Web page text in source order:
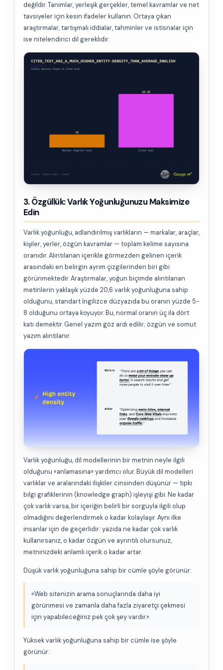
değildir. Tanımlar, yerleşik gerçekler, temel kavramlar ve net
tavsiyeler için kesin ifadeler kullanın. Ortaya çıkan
araştırmalar, tartışmalı iddialar, tahminler ve istisnalar için
ise nitelendirici dil gereklidir.
3. Özgüllük: Varlık Yoğunluğunuzu Maksimize
Edin
Varlık yoğunluğu, adlandırılmış varlıkların — markalar, araçlar,
kişiler, yerler, özgün kavramlar — toplam kelime sayısına
oranıdır. Alıntılanan içerikle görmezden gelinen içerik
arasındaki en belirgin ayrım çizgilerinden biri gibi
görünmektedir. Araştırmalar, yoğun biçimde alıntılanan
metinlerin yaklaşık yüzde 20,6 varlık yoğunluğuna sahip
olduğunu, standart İngilizce düzyazıda bu oranın yüzde 5-
8 olduğunu ortaya koyuyor. Bu, normal oranın üç ila dört
katı demektir. Genel yazım göz ardı edilir; özgün ve somut
yazım alıntılanır.
Varlık yoğunluğu, dil modellerinin bir metnin neyle ilgili
olduğunu «anlamasına» yardımcı olur. Büyük dil modelleri
varlıklar ve aralarındaki ilişkiler cinsinden düşünür — tıpkı
bilgi grafiklerinin (knowledge graph) işleyişi gibi. Ne kadar
çok varlık varsa, bir içeriğin belirli bir sorguyla ilgili olup
olmadığını değerlendirmek o kadar kolaylaşır. Aynı ilke
insanlar için de geçerlidir: yazıda ne kadar çok varlık
kullanırsanız, o kadar özgün ve ayrıntılı olursunuz,
metninizdeki anlamlı içerik o kadar artar.
Düşük varlık yoğunluğuna sahip bir cümle şöyle görünür:
«Web sitenizin arama sonuçlarında daha iyi
görünmesi ve zamanla daha fazla ziyaretçi çekmesi
için yapabileceğiniz pek çok şey vardır.»
Yüksek varlık yoğunluğuna sahip bir cümle ise şöyle
görünür: